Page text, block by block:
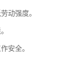
动强度。
安全。